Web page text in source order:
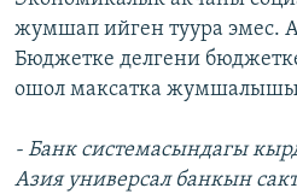
жумшап ийген туура эмес.
Бюджетке делгени
ошол максатка жумшалышы
- Банк системасындагы
Азия универсал банкын